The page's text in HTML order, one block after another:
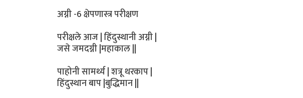
अग्नी -6 क्षेपणास्त्र परीक्षण
परीक्षले आज | हिंदुस्थानी अग्नी |
जसे जमदग्नी |महाकाल ||
पाहोनी सामर्थ्य | शत्रू थरकाप |
हिंदुस्थान बाप |बुद्धिमान ||